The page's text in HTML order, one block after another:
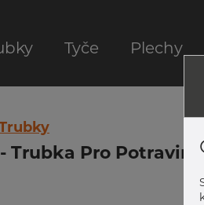
Tyče Plechy
Trubka Pro